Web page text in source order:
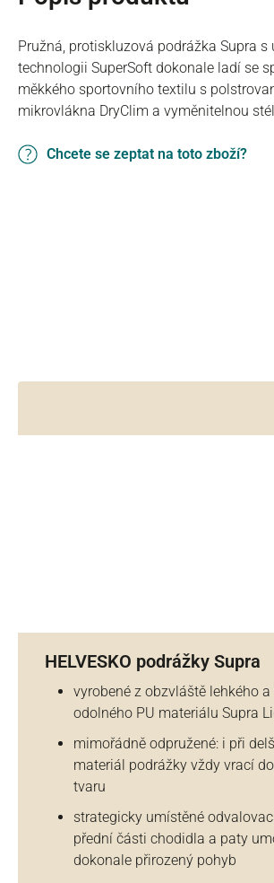
Pružná, protiskluzová podrážka Supra
technologii SuperSoft dokonale ladí se
měkkého sportovního textilu s
mikrovlákna DryClim a vyměnitelnou
Chcete se zeptat na toto zboží?
HELVESKO podrážky Supra
vyrobené z obzvláště lehkého
odolného PU materiálu Supra
mimořádně odpružené: i při
materiál podrážky vždy vrací
tvaru
strategicky umístěné
přední části chodidla a paty
dokonale přirozený pohyb